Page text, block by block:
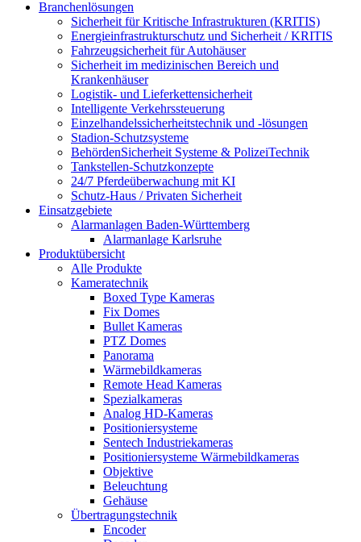
Branchenlösungen
Sicherheit für Kritische Infrastrukturen (KRITIS)
Energieinfrastrukturschutz und Sicherheit / KRITIS
Fahrzeugsicherheit für Autohäuser
Sicherheit im medizinischen Bereich und
Krankenhäuser
Logistik- und Lieferkettensicherheit
Intelligente Verkehrssteuerung
Einzelhandelssicherheitstechnik und -lösungen
Stadion-Schutzsysteme
BehördenSicherheit Systeme & PolizeiTechnik
Tankstellen-Schutzkonzepte​
24/7 Pferdeüberwachung mit KI
Schutz-Haus / Privaten Sicherheit
Einsatzgebiete
Alarmanlagen Baden-Württemberg
Alarmanlage Karlsruhe
Produktübersicht
Alle Produkte
Kameratechnik
Boxed Type Kameras
Fix Domes
Bullet Kameras
PTZ Domes
Panorama
Wärmebildkameras
Remote Head Kameras
Spezialkameras
Analog HD-Kameras
Positioniersysteme
Sentech Industriekameras
Positioniersysteme Wärmebildkameras
Objektive
Beleuchtung
Gehäuse
Übertragungstechnik
Encoder